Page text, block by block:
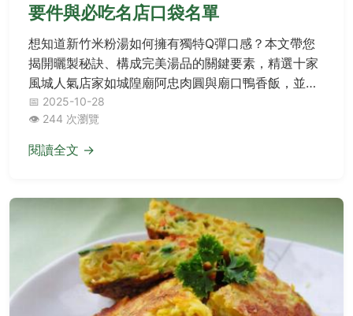
要件與必吃名店口袋名單
想知道新竹米粉湯如何擁有獨特Q彈口感？本文帶您
揭開曬製秘訣、構成完美湯品的關鍵要素，精選十家
風城人氣店家如城隍廟阿忠肉圓與廟口鴨香飯，並分
享自煮小撇步與常見問答，讓您輕鬆煮出或品嚐這道
經典美食精髓。
📅 2025-10-28
👁️ 244 次瀏覽
閱讀全文 →